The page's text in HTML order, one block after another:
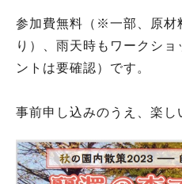
参加費無料（※一部、原材
り）、雨天時もワークシ
ントは要確認）です。
事前申し込みのうえ、楽し